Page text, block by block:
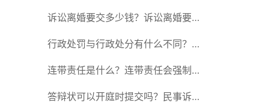
诉讼离婚要交多少钱？诉讼离婚要多
久才能离婚？ 今日热闻
行政处罚与行政处分有什么不同？行
政处罚记入档案吗？
连带责任是什么？连带责任会强制执
行吗？
答辩状可以开庭时提交吗？民事诉讼